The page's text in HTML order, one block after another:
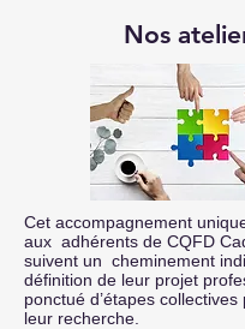
Nos
Cet accompagnement
aux adhérents de CQFD
suivent un cheminement
définition de leur projet
ponctué d’étapes
leur recherche.